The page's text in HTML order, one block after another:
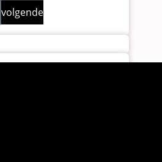
Volgende
pagina
volgende